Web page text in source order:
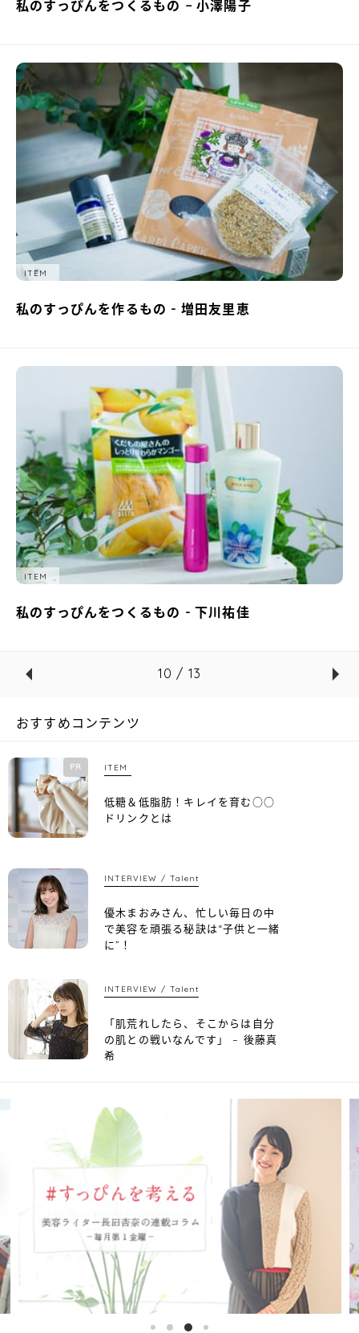
私のすっぴんをつくるもの − 小澤陽子
ITEM
私のすっぴんを作るもの - 増田友里恵
ITEM
私のすっぴんをつくるもの - 下川祐佳
10 / 13
おすすめコンテンツ
PR ITEM
低糖＆低脂肪！キレイを育む○○
ドリンクとは
INTERVIEW Talent
優木まおみさん、忙しい毎日の中
で美容を頑張る秘訣は“子供と一緒
に”！
INTERVIEW Talent
「肌荒れしたら、そこからは自分
の肌との戦いなんです」 – 後藤真
希